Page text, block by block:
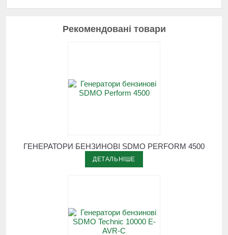
Рекомендовані товари
ГЕНЕРАТОРИ БЕНЗИНОВІ SDMO PERFORM 4500
ДЕТАЛЬНІШЕ